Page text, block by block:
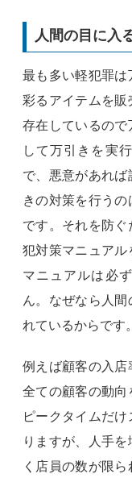
人間の目に入
最も多い軽犯罪は
彩るアイテムを販
存在しているので
して万引きを実
で、悪意があれば
きの対策を行う
です。それを防
犯対策マニュア
マニュアルは必
ん。なぜなら人
れているからです。
例えば顧客の入
全ての顧客の動向
ピークタイムだ
りますが、人手
く店員の数が限